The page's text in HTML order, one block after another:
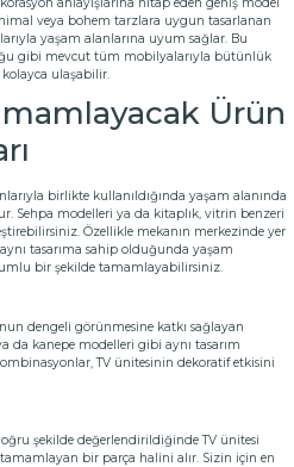
veya bohem tarzlara uygun tasarlanan
yaşam alanlarına uyum sağlar. Bu
gibi mevcut tüm mobilyalarıyla bütünlük
kolayca ulaşabilir.
Ürün
birlikte kullanıldığında yaşam alanında
Sehpa modelleri ya da kitaplık, vitrin benzeri
Özellikle mekanın merkezinde yer
tasarıma sahip olduğunda yaşam
bir şekilde tamamlayabilirsiniz.
dengeli görünmesine katkı sağlayan
da kanepe modelleri gibi aynı tasarım
TV ünitesinin dekoratif etkisini
şekilde değerlendirildiğinde TV ünitesi
bir parça halini alır. Sizin için en